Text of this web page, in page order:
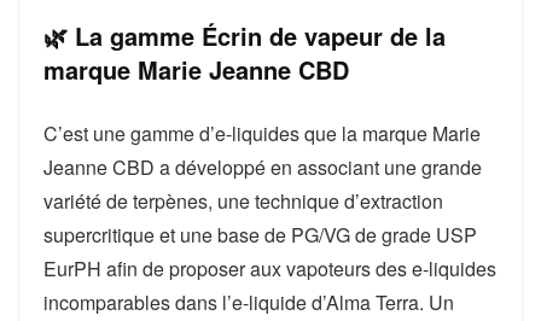
🌿 La gamme Écrin de vapeur de la
marque Marie Jeanne CBD
C’est une gamme d’e-liquides que la marque Marie
Jeanne CBD a développé en associant une grande
variété de terpènes, une technique d’extraction
supercritique et une base de PG/VG de grade USP
EurPH afin de proposer aux vapoteurs des e-liquides
incomparables dans l’e-liquide d’Alma Terra. Un